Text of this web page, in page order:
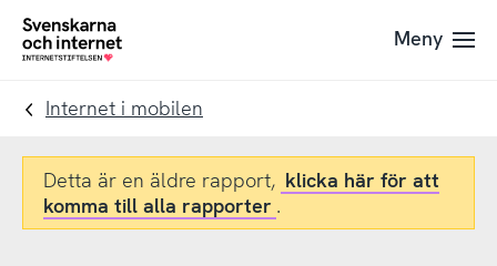
Till
navigation
Till
innehåll
To
Meny
Internet i mobilen
Detta är en äldre rapport, klicka här för att
komma till alla rapporter .